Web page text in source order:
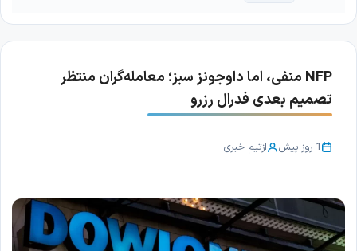
NFP منفی، اما داوجونز سبز؛ معامله‌گران منتظر
تصمیم بعدی فدرال رزرو
1 روز پیش ازتیم خبری